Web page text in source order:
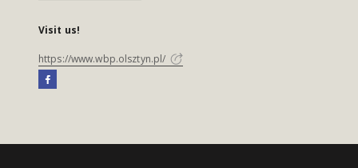
Visit us!
https://www.wbp.olsztyn.pl/